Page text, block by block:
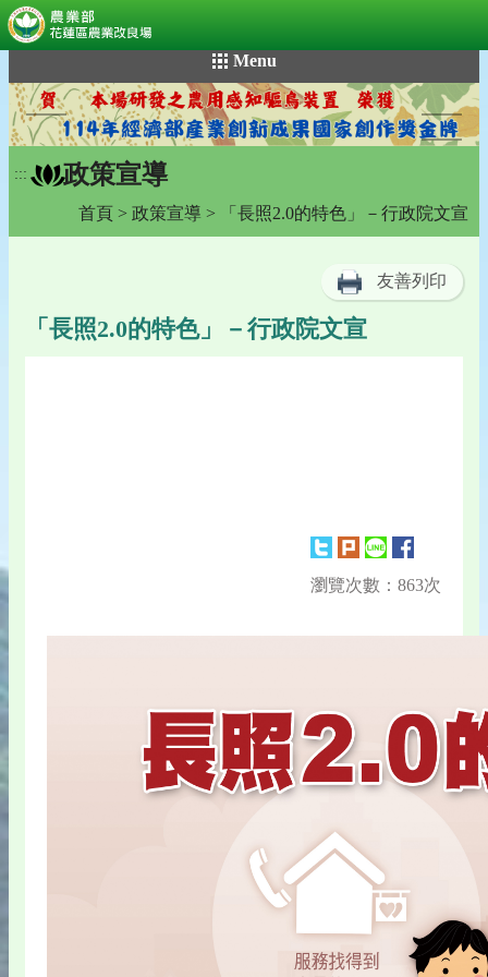
到
主
要
內
容
Menu
::: 政策宣導
首頁 > 政策宣導 > 「長照2.0的特色」－行政院文宣
友善列印
「長照2.0的特色」－行政院文宣
瀏覽次數：863次